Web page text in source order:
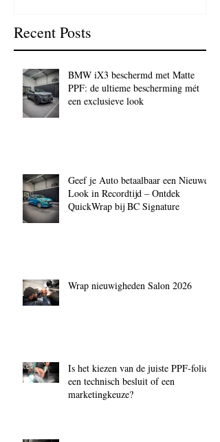
Recent Posts
BMW iX3 beschermd met Matte
PPF: de ultieme bescherming mét
een exclusieve look
Geef je Auto betaalbaar een Nieuwe
Look in Recordtijd – Ontdek
QuickWrap bij BC Signature
Wrap nieuwigheden Salon 2026
Is het kiezen van de juiste PPF‑folie
een technisch besluit of een
marketingkeuze?